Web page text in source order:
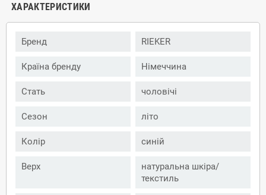
ХАРАКТЕРИСТИКИ
Бренд RIEKER
Країна бренду Німеччина
Стать чоловічі
Сезон літо
Колір синій
Верх
натуральна шкіра/
текстиль